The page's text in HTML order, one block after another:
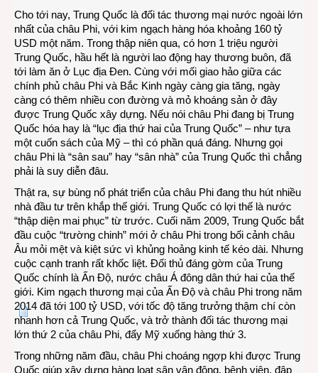
Cho tới nay, Trung Quốc là đối tác thương mại nước ngoài lớn
nhất của châu Phi, với kim ngạch hàng hóa khoảng 160 tỷ
USD một năm. Trong thập niên qua, có hơn 1 triệu người
Trung Quốc, hầu hết là người lao động hay thương buôn, đã
tới làm ăn ở Lục địa Đen. Cùng với mối giao hảo giữa các
chính phủ châu Phi và Bắc Kinh ngày càng gia tăng, ngày
càng có thêm nhiều con đường và mỏ khoáng sản ở đây
được Trung Quốc xây dựng. Nếu nói châu Phi đang bị Trung
Quốc hóa hay là “lục địa thứ hai của Trung Quốc” – như tựa
một cuốn sách của Mỹ – thì có phần quá đáng. Nhưng gọi
châu Phi là “sân sau” hay “sân nhà” của Trung Quốc thì chẳng
phải là suy diễn đâu.
Thật ra, sự bùng nổ phát triển của châu Phi đang thu hút nhiều
nhà đầu tư trên khắp thế giới. Trung Quốc có lợi thế là nước
“thập diện mai phục” từ trước. Cuối năm 2009, Trung Quốc bắt
đầu cuộc “trường chinh” mới ở châu Phi trong bối cảnh châu
Âu mỏi mệt và kiệt sức vì khủng hoảng kinh tế kéo dài. Nhưng
cuộc cạnh tranh rất khốc liệt. Đối thủ đáng gờm của Trung
Quốc chính là Ấn Độ, nước châu Á đông dân thứ hai của thế
giới. Kim ngạch thương mại của Ấn Độ và châu Phi trong năm
2014 đã tới 100 tỷ USD, với tốc độ tăng trưởng thậm chí còn
nhanh hơn cả Trung Quốc, và trở thành đối tác thương mại
lớn thứ 2 của châu Phi, đẩy Mỹ xuống hàng thứ 3.
Trong những năm đầu, châu Phi choáng ngợp khi được Trung
Quốc giúp xây dựng hàng loạt sân vận động, bệnh viện, đập